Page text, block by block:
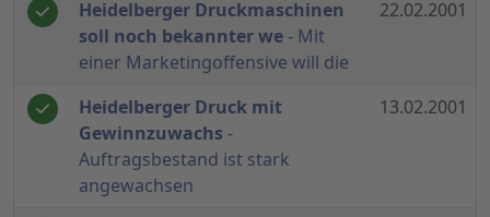
Heidelberger Druckmaschinen
soll noch bekannter we - Mit
einer Marketingoffensive will die
22.02.2001
Heidelberger Druck mit
Gewinnzuwachs -
Auftragsbestand ist stark
angewachsen
13.02.2001